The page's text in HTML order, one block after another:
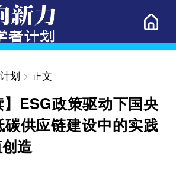
划 > 正文
】ESG政策驱动下国央
供应链建设中的实践
造